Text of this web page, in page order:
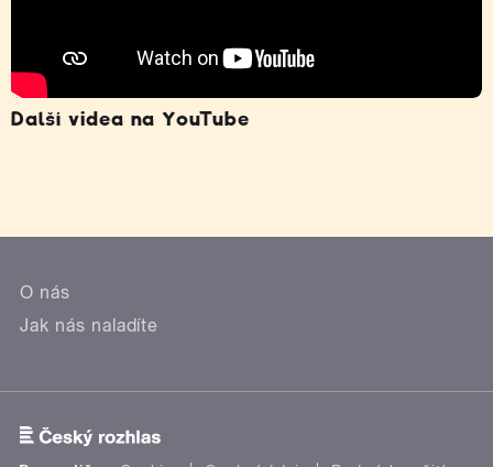
Další videa na YouTube
O nás
Jak nás naladíte